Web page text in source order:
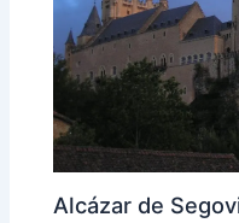
Alcázar de